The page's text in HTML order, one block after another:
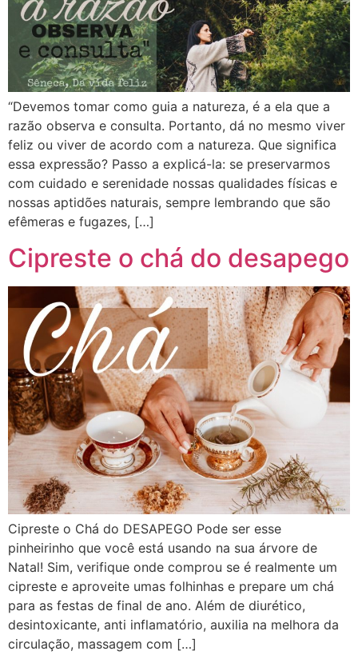
“Devemos tomar como guia a natureza, é a ela que a
razão observa e consulta. Portanto, dá no mesmo viver
feliz ou viver de acordo com a natureza. Que significa
essa expressão? Passo a explicá-la: se preservarmos
com cuidado e serenidade nossas qualidades físicas e
nossas aptidões naturais, sempre lembrando que são
efêmeras e fugazes, […]
Cipreste o chá do desapego
Cipreste o Chá do DESAPEGO Pode ser esse
pinheirinho que você está usando na sua árvore de
Natal! Sim, verifique onde comprou se é realmente um
cipreste e aproveite umas folhinhas e prepare um chá
para as festas de final de ano. Além de diurético,
desintoxicante, anti inflamatório, auxilia na melhora da
circulação, massagem com […]